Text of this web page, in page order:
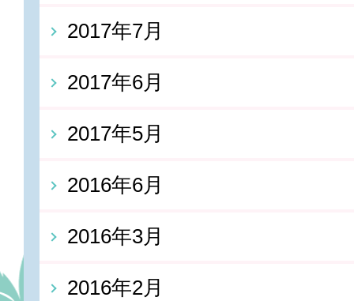
2017年7月
2017年6月
2017年5月
2016年6月
2016年3月
2016年2月